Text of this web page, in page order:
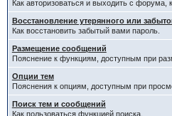
Как авторизоваться и выходить с форума,
Восстановление утерянного или
Как восстановить забытый вами пароль.
Размещение сообщений
Пояснение к функциям, доступным при
Опции тем
Пояснения к опциям, доступным при
Поиск тем и сообщений
Как пользоваться функцией поиска.